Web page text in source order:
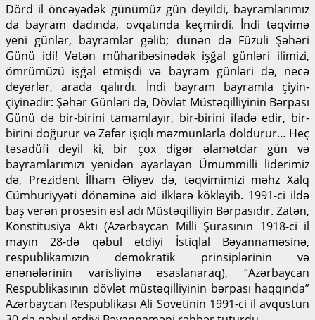
Dörd il öncəyədək günümüz gün deyildi, bayramlarımız
da bayram dadında, ovqatında keçmirdi. İndi təqvimə
yeni günlər, bayramlar gəlib; dünən də Füzuli Şəhəri
Günü idi! Vətən müharibəsinədək işğal günləri ilimizi,
ömrümüzü işğal etmişdi və bayram günləri də, necə
deyərlər, arada qalırdı. İndi bayram bayramla çiyin-
çiyinədir: Şəhər Günləri də, Dövlət Müstəqilliyinin Bərpası
Günü də bir-birini tamamlayır, bir-birini ifadə edir, bir-
birini doğurur və Zəfər işıqlı məzmunlarla doldurur… Heç
təsadüfi deyil ki, bir çox digər əlamətdar gün və
bayramlarımızı yenidən ayarlayan Ümummilli liderimiz
də, Prezident İlham Əliyev də, təqvimimizi məhz Xalq
Cümhuriyyəti dönəminə aid ilklərə kökləyib. 1991-ci ildə
baş verən prosesin əsl adı Müstəqilliyin Bərpasıdır. Zatən,
Konstitusiya Aktı (Azərbaycan Milli Şurasının 1918-ci il
mayın 28-də qəbul etdiyi İstiqlal Bəyannaməsinə,
respublikamızın demokratik prinsiplərinin və
ənənələrinin varisliyinə əsaslanaraq), “Azərbaycan
Respublikasının dövlət müstəqilliyinin bərpası haqqında”
Azərbaycan Respublikası Ali Sovetinin 1991-ci il avqustun